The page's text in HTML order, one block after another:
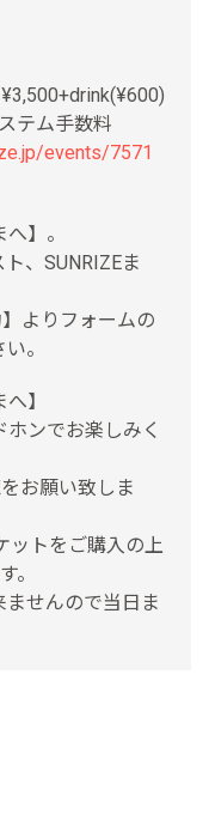
テム手数料
events/7571
】。
、SUNRIZEま
よりフォームの
。
】
ンでお楽しみく
お願い致しま
ットをご購入の上
。
ませんので当日ま